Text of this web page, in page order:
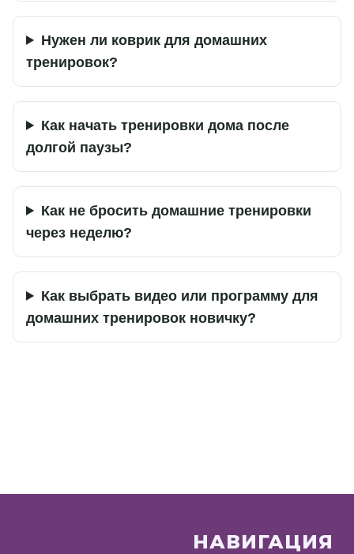
Нужен ли коврик для домашних
тренировок?
Как начать тренировки дома после
долгой паузы?
Как не бросить домашние тренировки
через неделю?
Как выбрать видео или программу для
домашних тренировок новичку?
НАВИГАЦИЯ